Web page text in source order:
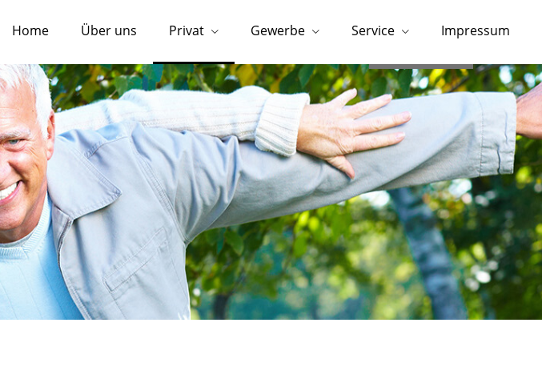
Home Über uns Privat Gewerbe Service Impressum